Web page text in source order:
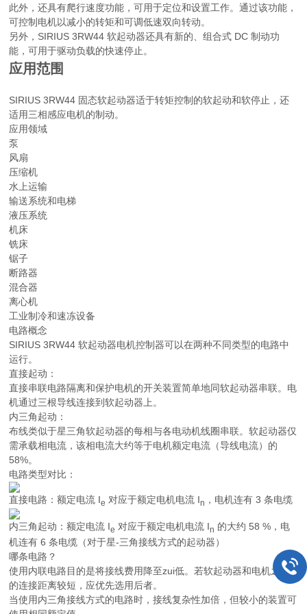
此外，还具有爬行速度功能，可用于定位和设置工作。通过该功能，
可控制电机以减小的转矩和可调低速双向转动。
另外，SIRIUS 3RW44 软起动器还具有新的、组合式 DC 制动功
能，可用于驱动负载的快速停止。
应用范围
SIRIUS 3RW44 固态软起动器适于转矩控制的软起动和软停止，还
适用三相感应电机的制动。
应用领域
泵
风扇
压缩机
水上运输
输送系统和电梯
液压系统
机床
铣床
锯子
断路器
混合器
离心机
工业制冷和速冻设备
电路概念
SIRIUS 3RW44 软起动器电机控制器可以在两种不同类型的电路中
运行。
直接起动：
直接串联电路隔离和保护电机的开关装置简单地同软起动器串联。电
机通过三根导线连接到软起动器上。
内三角起动：
布线类似于星三角软起动器的每相与各电动机线圈串联。软起动器仅
需承载相电流，该相电流大约等于电机额定电流（导线电流）的
58%。
电路类型对比：
直接电路：额定电流 Ie 对应于额定电机电流 In ，电机连有 3 条电缆
内三角起动：额定电流 Ie 对应于额定电机电流 In 的大约 58 %，电
机连有 6 条电缆（对于星-三角接线方式的起动器）
哪条电路？
使用内联电路目的是将接线费用降至zui低。若软起动器和电机之间
的连接距离较短，应优先选用后者。
当使用内三角接线方式的电路时，接线复杂性加倍，但较小的装置可